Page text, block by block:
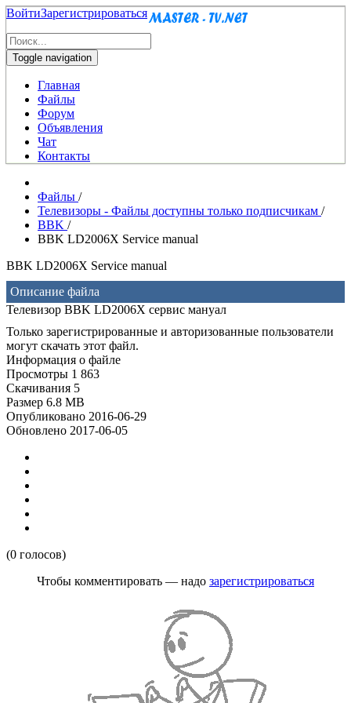
ВойтиЗарегистрироваться
Toggle navigation
Главная
Файлы
Форум
Объявления
Чат
Контакты
Файлы /
Телевизоры - Файлы доступны только подписчикам /
BBK /
BBK LD2006X Service manual
BBK LD2006X Service manual
Описание файла
Телевизор BBK LD2006X сервис мануал
Только зарегистрированные и авторизованные пользователи
могут скачать этот файл.
Информация о файле
Просмотры 1 863
Скачивания 5
Размер 6.8 MB
Опубликовано 2016-06-29
Обновлено 2017-06-05
(0 голосов)
Чтобы комментировать — надо зарегистрироваться